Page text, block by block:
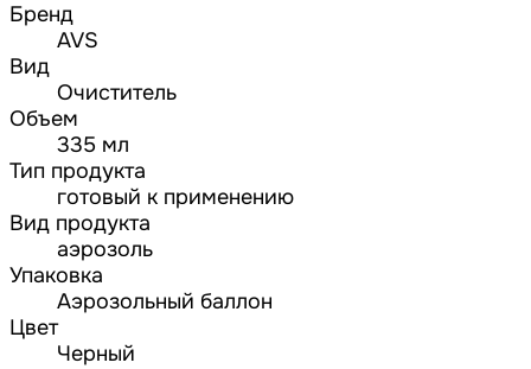
Бренд
AVS
Вид
Очиститель
Объем
335 мл
Тип продукта
готовый к применению
Вид продукта
аэрозоль
Упаковка
Аэрозольный баллон
Цвет
Черный